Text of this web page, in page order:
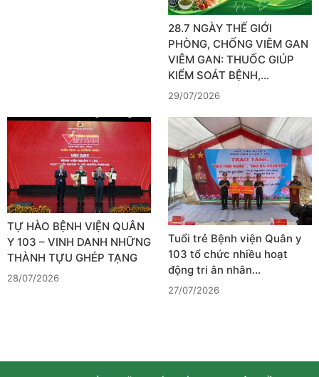
28.7 NGÀY THẾ GIỚI
PHÒNG, CHỐNG VIÊM GAN
VIÊM GAN: THUỐC GIÚP
KIỂM SOÁT BỆNH,…
29/07/2026
TỰ HÀO BỆNH VIỆN QUÂN
Y 103 – VINH DANH NHỮNG
THÀNH TỰU GHÉP TẠNG
28/07/2026
Tuổi trẻ Bệnh viện Quân y
103 tổ chức nhiều hoạt
động tri ân nhân…
27/07/2026